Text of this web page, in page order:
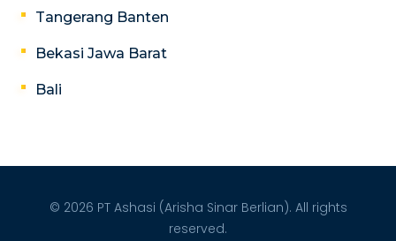
Tangerang Banten
Bekasi Jawa Barat
Bali
© 2026 PT Ashasi (Arisha Sinar Berlian). All rights
reserved.